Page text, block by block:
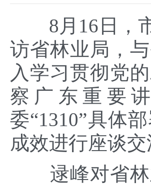
8月16日，市
访省林业局，
入学习贯彻党
察广东重要
委“1310”具体
成效进行座谈交
逯峰对省林